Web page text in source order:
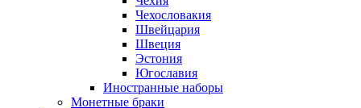
Чехословакия
Швейцария
Швеция
Эстония
Югославия
Иностранные наборы
Монетные браки